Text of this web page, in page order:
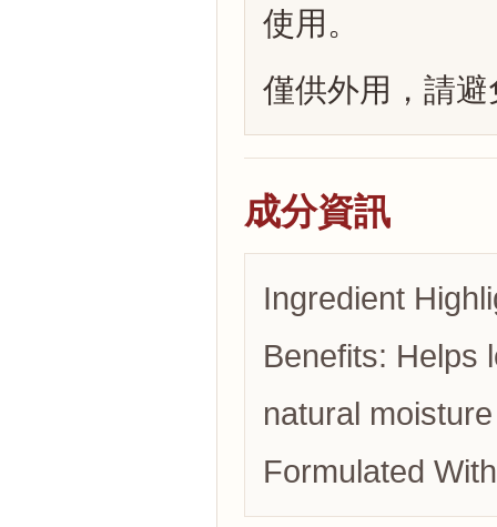
使用。
僅供外用，請
成分資訊
Ingredient
Benefits: Helps
natural
Formulated